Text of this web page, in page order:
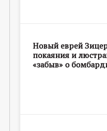
Новый еврей
покаяния и
«забыв» о